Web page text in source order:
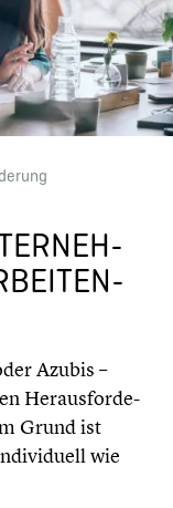
Azubis –
Heraus­for­de­
Grund ist
wie